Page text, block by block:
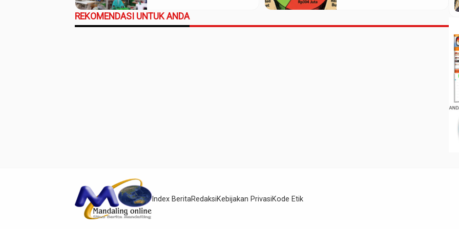
REKOMENDASI UNTUK ANDA
Index BeritaRedaksiKebijakan PrivasiKode Etik